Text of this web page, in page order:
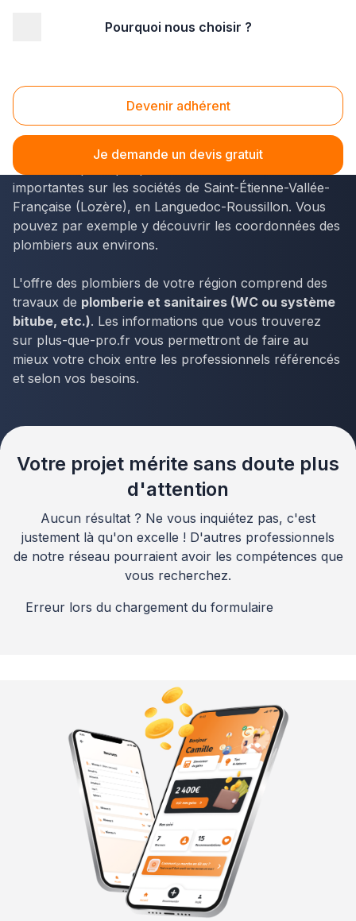
Pourquoi nous choisir ?
Devenir adhérent
Je demande un devis gratuit
Plomberie - sanitaire Saint-Étienne-Vallée-
Française (48330)
L'annuaire plus-que-pro.fr fournit des données
importantes sur les sociétés de Saint-Étienne-Vallée-
Française (Lozère), en Languedoc-Roussillon. Vous
pouvez par exemple y découvrir les coordonnées des
plombiers aux environs.
L'offre des plombiers de votre région comprend des
travaux de plomberie et sanitaires (WC ou système
bitube, etc.). Les informations que vous trouverez
sur plus-que-pro.fr vous permettront de faire au
mieux votre choix entre les professionnels référencés
et selon vos besoins.
Votre projet mérite sans doute plus
d'attention
Aucun résultat ? Ne vous inquiétez pas, c'est
justement là qu'on excelle ! D'autres professionnels
de notre réseau pourraient avoir les compétences que
vous recherchez.
Erreur lors du chargement du formulaire